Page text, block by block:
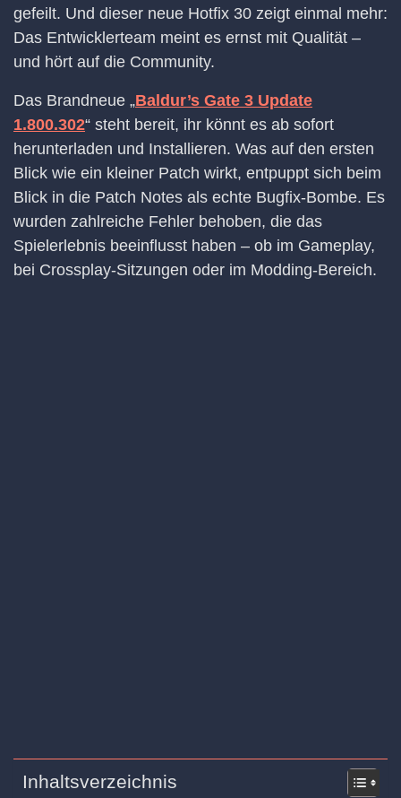
gefeilt. Und dieser neue Hotfix 30 zeigt einmal mehr:
Das Entwicklerteam meint es ernst mit Qualität –
und hört auf die Community.
Das Brandneue „Baldur’s Gate 3 Update
1.800.302“ steht bereit, ihr könnt es ab sofort
herunterladen und Installieren. Was auf den ersten
Blick wie ein kleiner Patch wirkt, entpuppt sich beim
Blick in die Patch Notes als echte Bugfix-Bombe. Es
wurden zahlreiche Fehler behoben, die das
Spielerlebnis beeinflusst haben – ob im Gameplay,
bei Crossplay-Sitzungen oder im Modding-Bereich.
Inhaltsverzeichnis